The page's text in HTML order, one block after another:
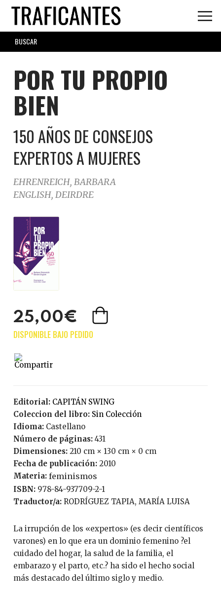
Skip
main
content
SEARCH
FORM
POR TU PROPIO
BIEN
150 AÑOS DE CONSEJOS
EXPERTOS A MUJERES
EHRENREICH, BARBARA
ENGLISH, DEIRDRE
25,00€
Editorial:
CAPITÁN SWING
Coleccion del libro:
Sin Colección
Idioma:
Castellano
Número de páginas:
431
Dimensiones: 210 cm × 130 cm × 0 cm
Fecha de publicación:
2010
Materia: feminismos
ISBN:
978-84-937709-2-1
Traductor/a:
RODRÍGUEZ TAPIA, MARÍA LUISA
La irrupción de los «expertos» (es decir científicos
varones) en lo que era un dominio femenino ?el
cuidado del hogar, la salud de la familia, el
embarazo y el parto, etc.? ha sido el hecho social
más destacado del último siglo y medio.